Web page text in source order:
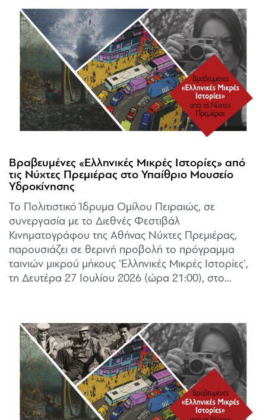
Βραβευμένες «Ελληνικές Μικρές Ιστορίες» από
τις Νύχτες Πρεμιέρας στο Υπαίθριο Μουσείο
Υδροκίνησης
Το Πολιτιστικό Ίδρυμα Ομίλου Πειραιώς, σε
συνεργασία με το Διεθνές Φεστιβάλ
Κινηματογράφου της Αθήνας Νύχτες Πρεμιέρας,
παρουσιάζει σε θερινή προβολή το πρόγραμμα
ταινιών μικρού μήκους 'Ελληνικές Μικρές Ιστορίες',
τη Δευτέρα 27 Ιουλίου 2026 (ώρα 21:00), στο...